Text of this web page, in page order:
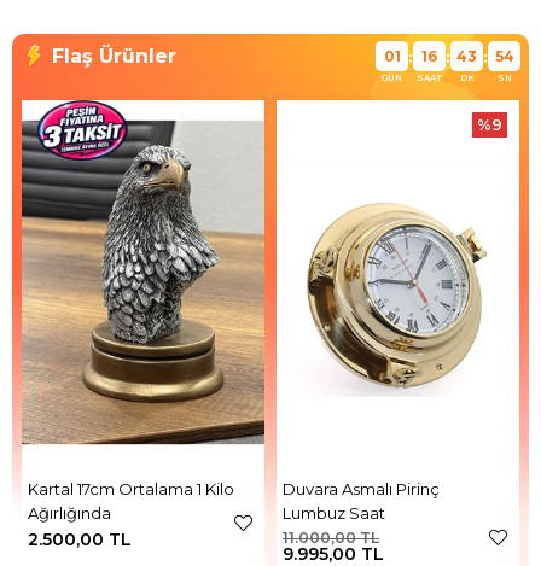
Kartal 17cm Ortalama 1 Kilo
Ağırlığında
2.500,00 TL
%9
Duvara Asmalı Pirinç
Lumbuz Saat
9.995,00 TL
11.000,00 TL
01
GÜN
: 16
SAAT
: 43
DK
: 53
SN